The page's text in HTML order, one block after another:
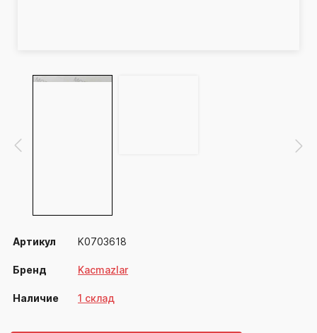
Артикул K0703618
Бренд Kacmazlar
Наличие 1 склад